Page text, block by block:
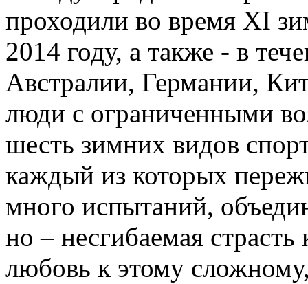
проходили во время XI
2014 году, а также - в
Австралии, Германии,
люди с ограниченными
шесть зимних видов
каждый из которых
много испытаний,
но – несгибаемая
любовь к этому